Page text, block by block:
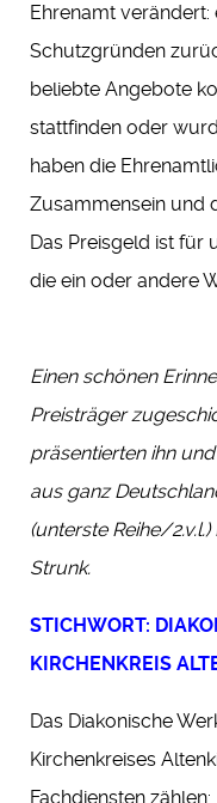
Ehrenamt verändert:
Schutzgründen
beliebte Angebote
stattfinden oder
haben die
Zusammensein und
Das Preisgeld ist für
die ein oder andere
Einen schönen
Preisträger
präsentierten ihn
aus ganz
(unterste Reihe/
Strunk.
STICHWORT:
KIRCHENKREIS
Das Diakonische
Kirchenkreises
Fachdiensten zählen: